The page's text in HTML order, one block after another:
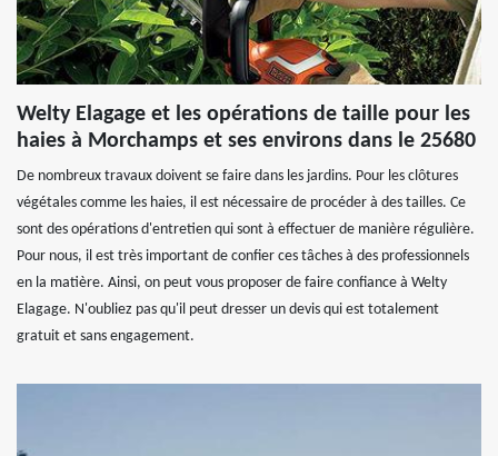
Welty Elagage et les opérations de taille pour les
haies à Morchamps et ses environs dans le 25680
De nombreux travaux doivent se faire dans les jardins. Pour les clôtures
végétales comme les haies, il est nécessaire de procéder à des tailles. Ce
sont des opérations d'entretien qui sont à effectuer de manière régulière.
Pour nous, il est très important de confier ces tâches à des professionnels
en la matière. Ainsi, on peut vous proposer de faire confiance à Welty
Elagage. N'oubliez pas qu'il peut dresser un devis qui est totalement
gratuit et sans engagement.